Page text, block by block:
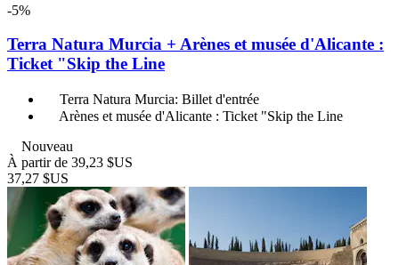
-5%
Terra Natura Murcia + Arènes et musée d'Alicante :
Ticket "Skip the Line
Terra Natura Murcia: Billet d'entrée
Arènes et musée d'Alicante : Ticket "Skip the Line
Nouveau
À partir de 39,23 $US
37,27 $US